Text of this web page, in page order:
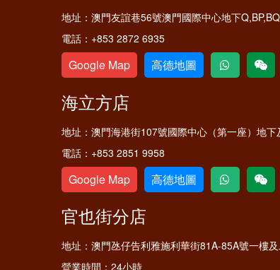
地址： 澳門友誼巷56號澳門國際中心地下
電話： +853 2872 6935
Google Map 高德地圖
海立方店
地址： 澳門海港街107號國際中心（第一座）地下
電話： +853 2851 9958
Google Map 高德地圖
官也街分店
地址： 澳門氹仔告利雅施利華街81A-85A號一樓
營業時間： 24小時